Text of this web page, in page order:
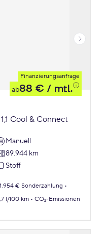
Finanzierungsanfrage
ab88 € / mtl.
Cool & Connect
Manuell
89.944 km
Stoff
1.954 € Sonderzahlung
l/100 km
CO₂-Emissionen